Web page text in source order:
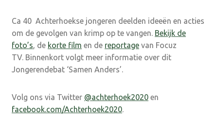
Ca 40 Achterhoekse jongeren deelden ideeën en acties
om de gevolgen van krimp op te vangen. Bekijk de
foto’s, de korte film en de reportage van Focuz
TV. Binnenkort volgt meer informatie over dit
Jongerendebat ‘Samen Anders’.
Volg ons via Twitter @achterhoek2020 en
facebook.com/Achterhoek2020.